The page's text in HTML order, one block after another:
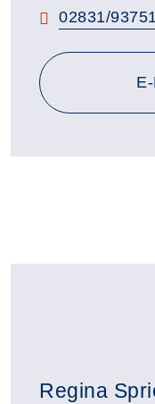
Telefon:
02831/
Regina